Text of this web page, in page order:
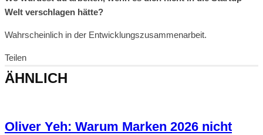
Welt verschlagen hätte?
Wahrscheinlich in der Entwicklungszusammenarbeit.
Teilen
ÄHNLICH
Oliver Yeh: Warum Marken 2026 nicht